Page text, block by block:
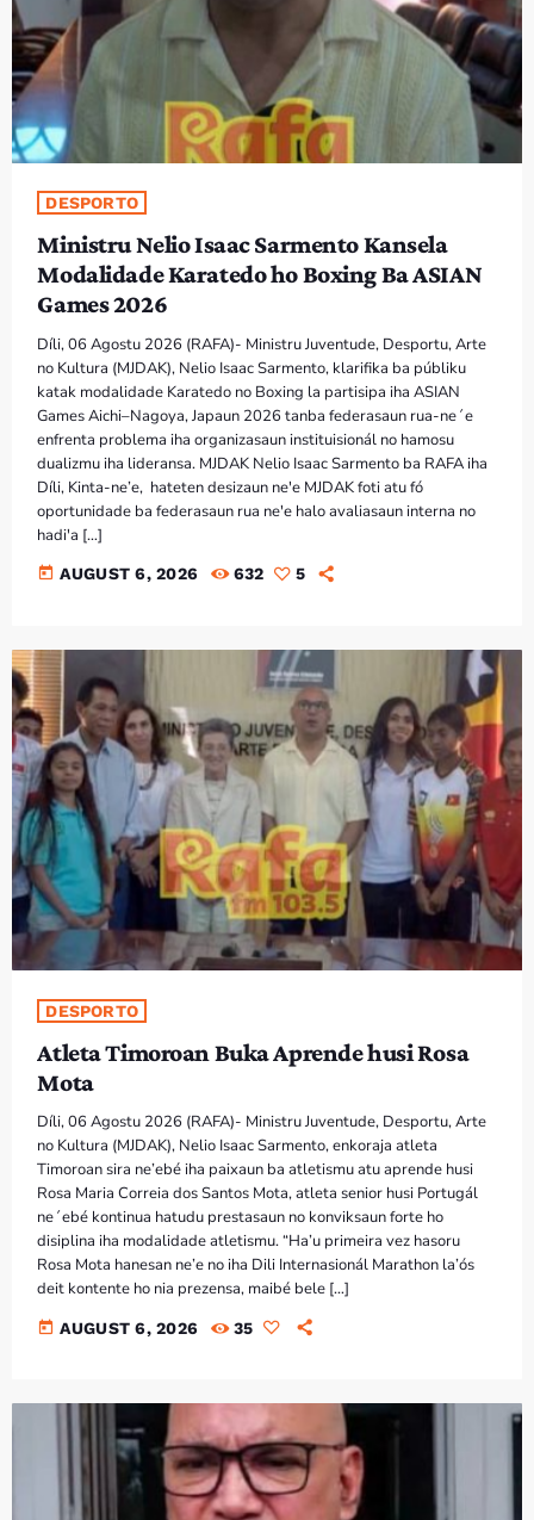
PROGRAMA SIRA
VÍDEO SIRA
EVENTU SIRA
KONTAKTU SIRA
TÉTUM keyboard_arrow_down
PORTUGUÊS
PRÓXIMOS PROGRAMAS
DESPORTO
Ministru Nelio Isaac Sarmento Kansela
Modalidade Karatedo ho Boxing Ba ASIAN
Games 2026
Díli, 06 Agostu 2026 (RAFA)- Ministru Juventude, Desportu, Arte
no Kultura (MJDAK), Nelio Isaac Sarmento, klarifika ba públiku
katak modalidade Karatedo no Boxing la partisipa iha ASIAN
Games Aichi–Nagoya, Japaun 2026 tanba federasaun rua-ne´e
enfrenta problema iha organizasaun instituisionál no hamosu
dualizmu iha lideransa. MJDAK Nelio Isaac Sarmento ba RAFA iha
Díli, Kinta-ne’e, hateten desizaun ne'e MJDAK foti atu fó
oportunidade ba federasaun rua ne'e halo avaliasaun interna no
hadi'a […]
today AUGUST 6, 2026 632 5
DESPORTO
Atleta Timoroan Buka Aprende husi Rosa
Mota
Díli, 06 Agostu 2026 (RAFA)- Ministru Juventude, Desportu, Arte
no Kultura (MJDAK), Nelio Isaac Sarmento, enkoraja atleta
Timoroan sira ne’ebé iha paixaun ba atletismu atu aprende husi
Rosa Maria Correia dos Santos Mota, atleta senior husi Portugál
ne´ebé kontinua hatudu prestasaun no konviksaun forte ho
disiplina iha modalidade atletismu. “Ha’u primeira vez hasoru
Rosa Mota hanesan ne’e no iha Dili Internasionál Marathon la’ós
deit kontente ho nia prezensa, maibé bele […]
today AUGUST 6, 2026 35